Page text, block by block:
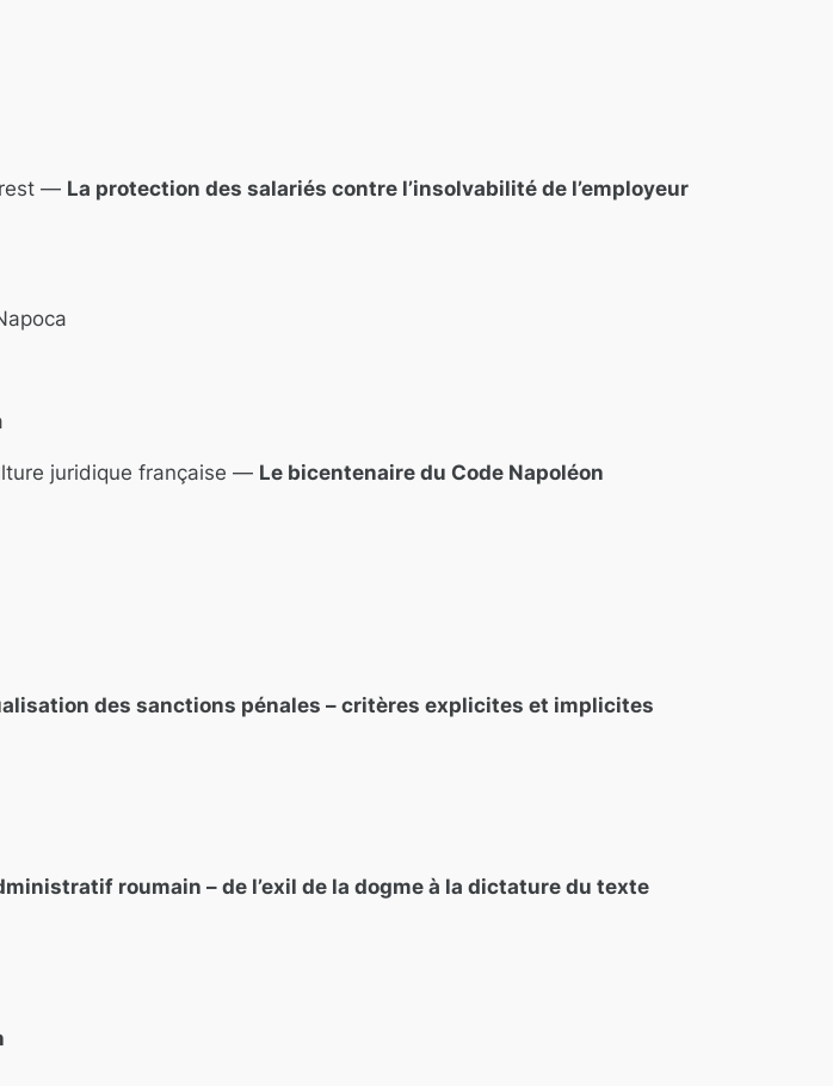
— La protection des salariés contre l’insolvabilité de l’employeur
juridique française — Le bicentenaire du Code Napoléon
des sanctions pénales – critères explicites et implicites
roumain – de l’exil de la dogme à la dictature du texte